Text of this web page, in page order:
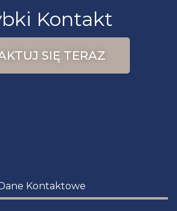
Kontakt
SIĘ TERAZ
Kontaktowe